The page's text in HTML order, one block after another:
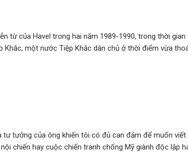
từ của Havel trong hai năm 1989-1990, trong thời
Khắc, một nước Tiệp Khắc dân chủ ở thời điểm vừa
tư tưởng của ông khiến tôi có đủ can đảm để muốn
chiến hay cuộc chiến tranh chống Mỹ giành độc lập